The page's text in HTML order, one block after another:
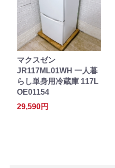
マクスゼン
JR117ML01WH 一人暮
らし単身用冷蔵庫 117L
OE01154
29,590円